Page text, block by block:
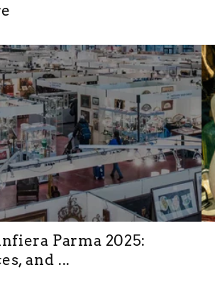
Parma 2025:
and ...